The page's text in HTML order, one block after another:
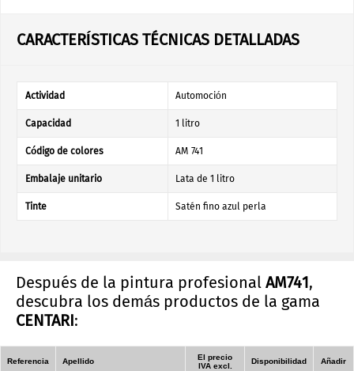
CARACTERÍSTICAS TÉCNICAS DETALLADAS
Actividad Automoción
Capacidad 1 litro
Código de colores AM 741
Embalaje unitario Lata de 1 litro
Tinte Satén fino azul perla
Después de la pintura profesional AM741,
descubra los demás productos de la gama
CENTARI:
Referencia Apellido
El precio
IVA excl.
Disponibilidad Añadir